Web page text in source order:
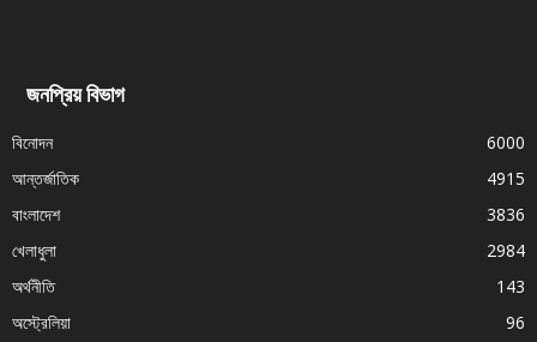
জনপ্রিয় বিভাগ
বিনোদন
6000
আন্তর্জাতিক
4915
বাংলাদেশ
3836
খেলাধুলা
2984
অর্থনীতি
143
অস্ট্রেলিয়া
96